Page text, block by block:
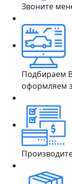
Звоните
Подбираем
оформляем